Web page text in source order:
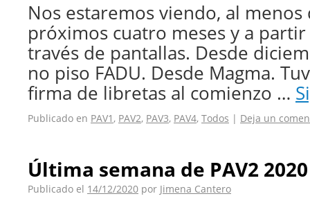
Nos estaremos viendo, al
próximos cuatro meses y a
través de pantallas. Desde
no piso FADU. Desde Magma.
firma de libretas al comienzo …
Publicado en PAV1 , PAV2, PAV3, PAV4, Todos | Deja un
Última semana de PAV2 2020
Publicado el 14/12/2020 por Jimena Cantero